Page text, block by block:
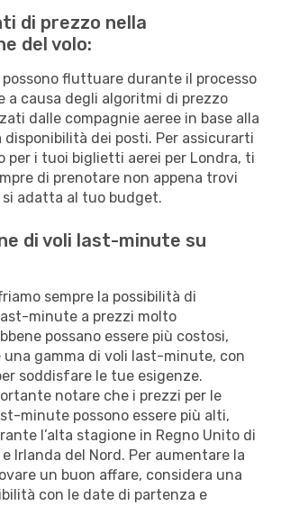
di prezzo nella
del volo:
possono fluttuare durante il processo
a causa degli algoritmi di prezzo
dalle compagnie aeree in base alla
disponibilità dei posti. Per assicurarti
per i tuoi biglietti aerei per Londra, ti
di prenotare non appena trovi
adatta al tuo budget.
di voli last-minute su
sempre la possibilità di
minute a prezzi molto
possano essere più costosi,
una gamma di voli last-minute, con
soddisfare le tue esigenze.
notare che i prezzi per le
minute possono essere più alti,
l’alta stagione in Regno Unito di
Irlanda del Nord. Per aumentare la
un buon affare, considera una
con le date di partenza e